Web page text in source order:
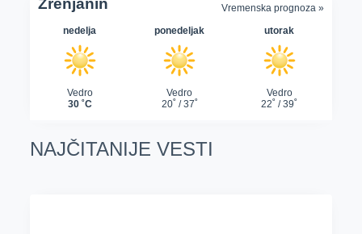
NAJČITANIJE VESTI